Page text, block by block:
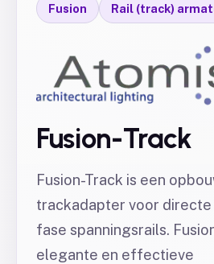
Fusion Rail (track)
Fusion-Track
Fusion-Track is een
trackadapter voor
fase spanningsrails.
elegante en effectieve